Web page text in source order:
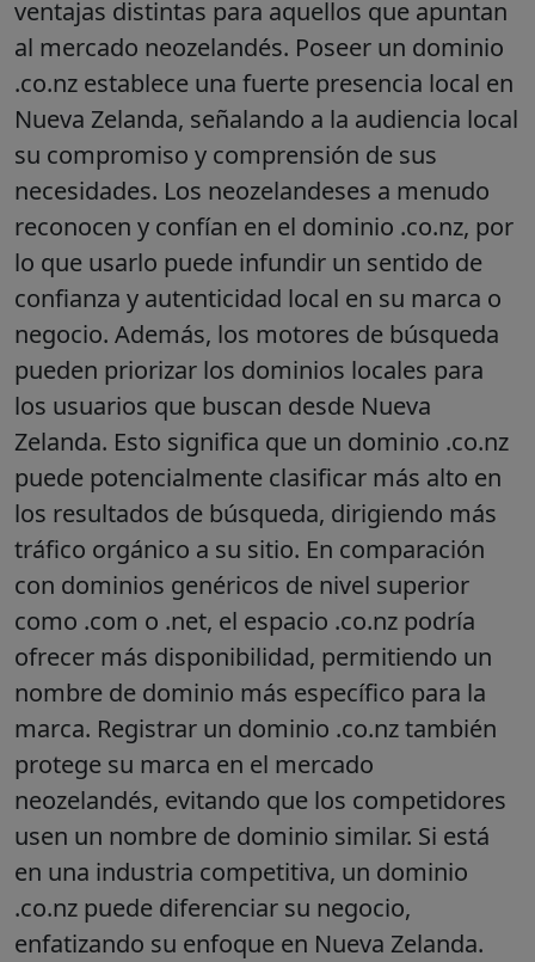
ventajas distintas para aquellos que apuntan
al mercado neozelandés. Poseer un dominio
.co.nz establece una fuerte presencia local en
Nueva Zelanda, señalando a la audiencia local
su compromiso y comprensión de sus
necesidades. Los neozelandeses a menudo
reconocen y confían en el dominio .co.nz, por
lo que usarlo puede infundir un sentido de
confianza y autenticidad local en su marca o
negocio. Además, los motores de búsqueda
pueden priorizar los dominios locales para
los usuarios que buscan desde Nueva
Zelanda. Esto significa que un dominio .co.nz
puede potencialmente clasificar más alto en
los resultados de búsqueda, dirigiendo más
tráfico orgánico a su sitio. En comparación
con dominios genéricos de nivel superior
como .com o .net, el espacio .co.nz podría
ofrecer más disponibilidad, permitiendo un
nombre de dominio más específico para la
marca. Registrar un dominio .co.nz también
protege su marca en el mercado
neozelandés, evitando que los competidores
usen un nombre de dominio similar. Si está
en una industria competitiva, un dominio
.co.nz puede diferenciar su negocio,
enfatizando su enfoque en Nueva Zelanda.